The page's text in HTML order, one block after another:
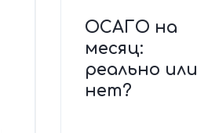
ОСАГО на
месяц:
реально или
нет?